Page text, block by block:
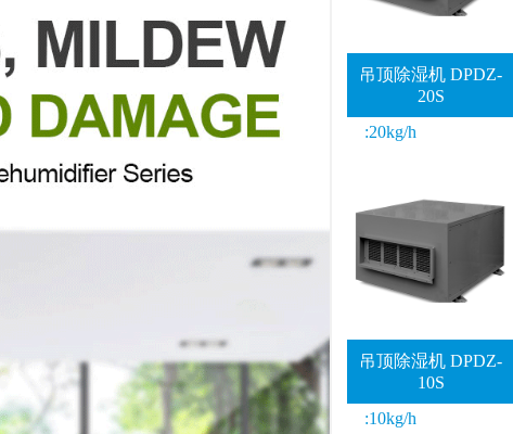
吊顶除湿机 DPDZ-
20S
:20kg/h
吊顶除湿机 DPDZ-
10S
:10kg/h